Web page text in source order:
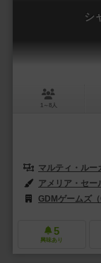
シ
1～8人
マルティ・ルー
アメリア・セー
GDMゲームズ
5
興味あり